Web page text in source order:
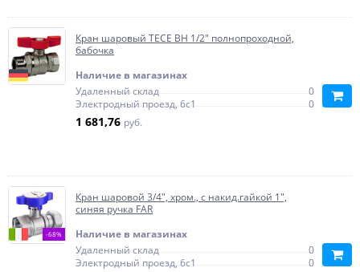
Кран шаровый TECE ВН 1/2" полнопроходной,
бабочка
Наличие в магазинах
Удаленный склад
0
Электродный проезд, 6с1
0
1 681,76 руб.
-68%
Кран шаровой 3/4", хром., с накид.гайкой 1",
синяя ручка FAR
Наличие в магазинах
Удаленный склад
0
Электродный проезд, 6с1
0